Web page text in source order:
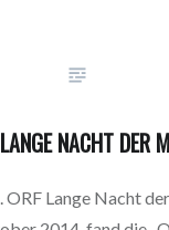
NACHT DER
Lange Nacht